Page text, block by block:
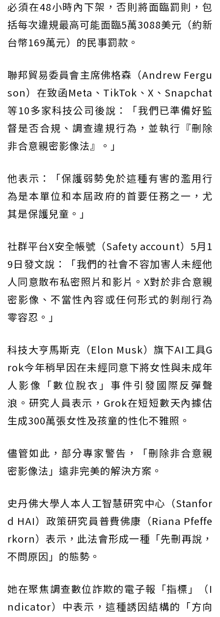
必須在48小時內下架，否則將面臨罰則，包
括每次違規最高可能面臨5萬3088美元（約新
台幣169萬元）的民事罰款。
聯邦貿易委員會主席佛格森（Andrew Fergu
son）在致函Meta、TikTok、X、Snapchat
等10多家科技公司後說：「我們已準備好監
督是否合規、調查違規行為，並執行『刪除
非合意親密影像法』。」
他表示：「保護弱勢免於這種有害的濫用行
為是本單位和本屆政府的首要任務之一，尤
其是保護兒童。」
社群平台X安全帳號（Safety account）5月1
9日發文說：「我們的社會不容加害人未經他
人同意散布私密照片和影片。X對於非合意親
密影像、不當性內容或任何形式的剝削行為
零容忍。」
科技大亨馬斯克（Elon Musk）旗下AI工具G
rok今年稍早因在未經同意下將女性與未成年
人影像「數位脫衣」事件引發國際反彈聲
浪。研究人員表示，Grok在短短數天內據估
生成300萬張女性及孩童的性化不雅照。
儘管如此，部分專家警告，「刪除非合意親
密影像法」遠非完美的解決方案。
史丹佛大學人本人工智慧研究中心（Stanfor
d HAI）政策研究員普費佛康（Riana Pfeffe
rkorn）表示，此法會形成一種「先刪再說，
不問原因」的態勢。
她在聚焦調查數位詐欺的電子報「指標」（I
ndicator）中表示，這種誘因結構的「方向